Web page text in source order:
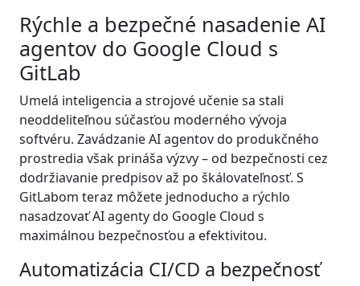
Rýchle a bezpečné nasadenie AI
agentov do Google Cloud s
GitLab
Umelá inteligencia a strojové učenie sa stali
neoddeliteľnou súčasťou moderného vývoja
softvéru. Zavádzanie AI agentov do produkčného
prostredia však prináša výzvy – od bezpečnosti cez
dodržiavanie predpisov až po škálovateľnosť. S
GitLabom teraz môžete jednoducho a rýchlo
nasadzovať AI agenty do Google Cloud s
maximálnou bezpečnosťou a efektivitou.
Automatizácia CI/CD a bezpečnosť